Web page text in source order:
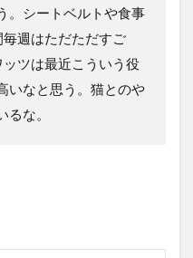
。シートベルトや食事
週はただただすご
ッツは最近こういう役
いなと思う。猫とのや
な。